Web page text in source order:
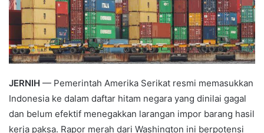
JERNIH — Pemerintah Amerika Serikat resmi memasukkan
Indonesia ke dalam daftar hitam negara yang dinilai gagal
dan belum efektif menegakkan larangan impor barang hasil
kerja paksa. Rapor merah dari Washington ini berpotensi